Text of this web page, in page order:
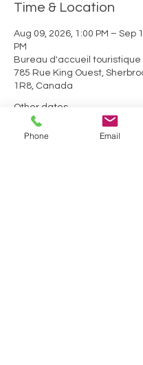
Time & Location
Aug 09, 2026, 1:00 PM – Sep
PM
Bureau d'accueil touristique
785 Rue King Ouest,
1R8, Canada
Other dates
Sun, Aug 16, 1:00
Phone Email